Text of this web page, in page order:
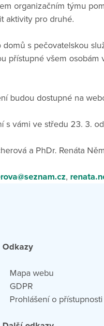
organizačním týmu
aktivity pro druhé.
domů s pečovatelskou
přístupné všem
budou dostupné na
s vámi ve středu 23. 3.
a PhDr. Renáta
,
Odkazy
Mapa webu
GDPR
Prohlášení o přístupnosti